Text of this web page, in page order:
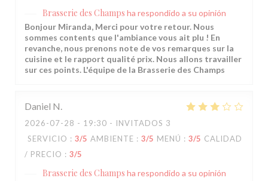
Brasserie des Champs ha respondido a su opinión
Bonjour Miranda, Merci pour votre retour. Nous
sommes contents que l'ambiance vous ait plu ! En
revanche, nous prenons note de vos remarques sur la
cuisine et le rapport qualité prix. Nous allons travailler
sur ces points. L'équipe de la Brasserie des Champs
Daniel N
2026-07-28 - 19:30 - INVITADOS 3
SERVICIO : 3/5 AMBIENTE : 3/5 MENÚ : 3/5 CALIDAD
/ PRECIO : 3/5
Brasserie des Champs ha respondido a su opinión